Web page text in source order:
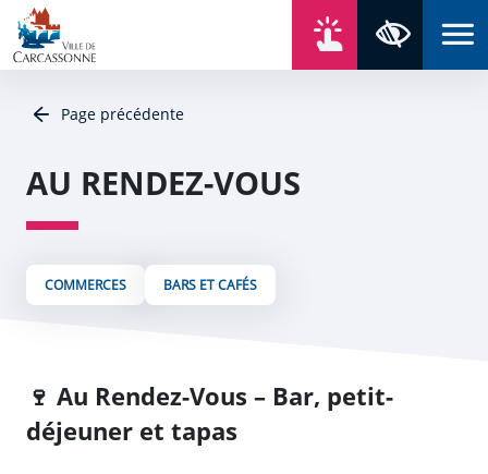
Aller au contenu
Aller au menu
Aller au plan du site
Aller à la recherche
Page précédente
AU RENDEZ-VOUS
COMMERCES BARS ET CAFÉS
🍷 Au Rendez-Vous – Bar, petit-
déjeuner et tapas
Panneau de gestion des cookies